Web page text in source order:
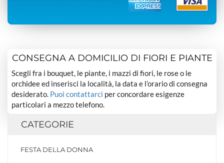
CONSEGNA A DOMICILIO DI FIORI E PIANTE
Scegli fra i bouquet, le piante, i mazzi di fiori, le rose o le
orchidee ed inserisci la località, la data e l’orario di consegna
desiderato. Puoi contattarci per concordare esigenze
particolari a mezzo telefono.
CATEGORIE
FESTA DELLA DONNA